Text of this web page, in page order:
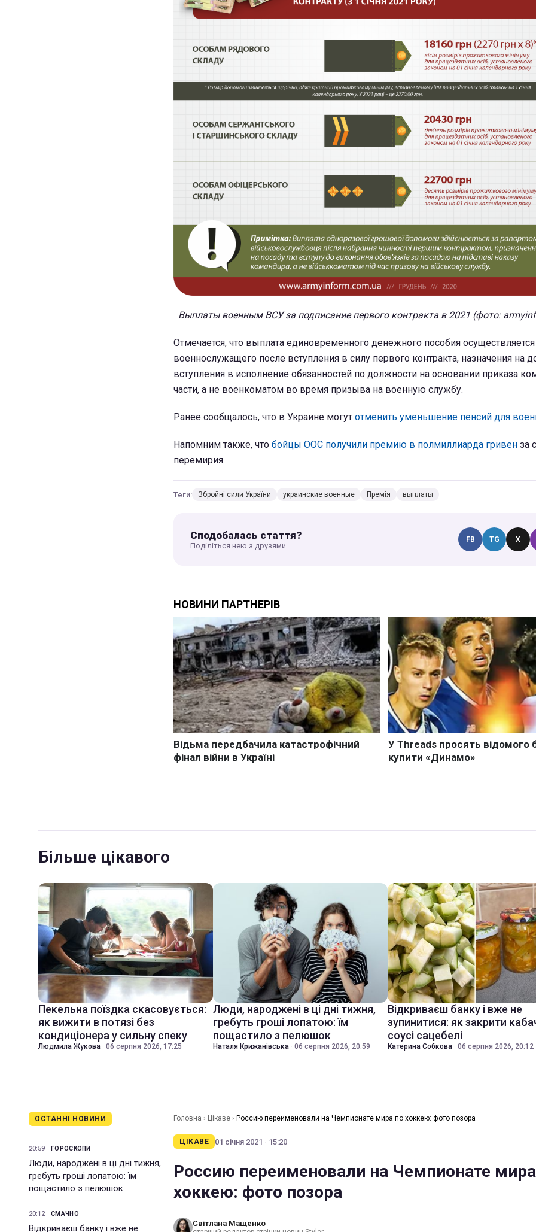
Выплаты военным ВСУ за подписание первого контракта в 2021 (фото:
Отмечается, что выплата единовременного денежного пособия осуществляется
военнослужащего после вступления в силу первого контракта, назначения на
вступления в исполнение обязанностей по должности на основании приказа
части, а не военкоматом во время призыва на военную службу.
Ранее сообщалось, что в Украине могут отменить уменьшение пенсий для
Напомним также, что бойцы ООС получили премию в полмиллиарда гривен за
перемирия.
Теги: Збройні сили України украинские военные Премія выплаты
Сподобалась стаття?
Поділіться нею з друзями
FB TG X
Більше цікавого
Пекельна поїздка скасовується:
як вижити в потязі без
кондиціонера у сильну спеку
Людмила Жукова · 06 серпня 2026, 17:25
Люди, народжені в ці дні тижня,
гребуть гроші лопатою: їм
пощастило з пелюшок
Наталя Крижанівська · 06 серпня 2026, 20:59
Відкриваєш банку і вже не
зупинитися: як закрити
соусі сацебелі
Катерина Собкова · 06 серпня 2026, 20:12
ОСТАННІ НОВИНИ
20:59 ГОРОСКОПИ
Люди, народжені в ці дні тижня,
гребуть гроші лопатою: їм
пощастило з пелюшок
20:12 СМАЧНО
Відкриваєш банку і вже не
Головна › Цікаве › Россию переименовали на Чемпионате мира по хоккею: фото позора
ЦІКАВЕ 01 січня 2021 · 15:20
Россию переименовали на Чемпионате
хоккею: фото позора
Світлана Мащенко